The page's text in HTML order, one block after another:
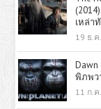
เหล่า
19 ธ.ค
Dawn
พิภพว
11 ก.ค